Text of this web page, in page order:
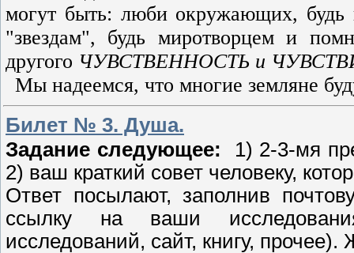
могут быть: люби окружающих, будь
"звездам", будь миротворцем и
другого ЧУВСТВЕННОСТЬ и
Мы надеемся, что многие земляне
Билет № 3. Душа.
Задание следующее: 1) 2-3-мя
2) ваш краткий совет человеку,
Ответ посылают, заполнив
ссылку на ваши
исследований, сайт, книгу,